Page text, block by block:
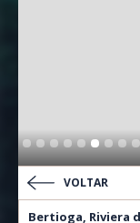
VOLTAR
Bertioga, Riviera